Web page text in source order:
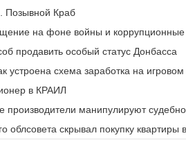
Позывной Краб
на фоне войны и
продавить особый статус Донбасса
устроена схема заработка на игровом
в КРАИЛ
производители манипулируют
облсовета скрывал покупку